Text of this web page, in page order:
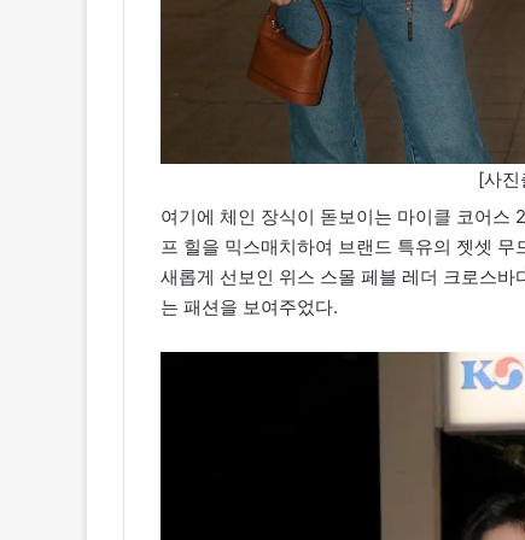
[사진
여기에 체인 장식이 돋보이는 마이클 코어스
프 힐을 믹스매치하여 브랜드 특유의 젯셋
새롭게 선보인 위스 스몰 페블 레더 크로스
는 패션을 보여주었다.